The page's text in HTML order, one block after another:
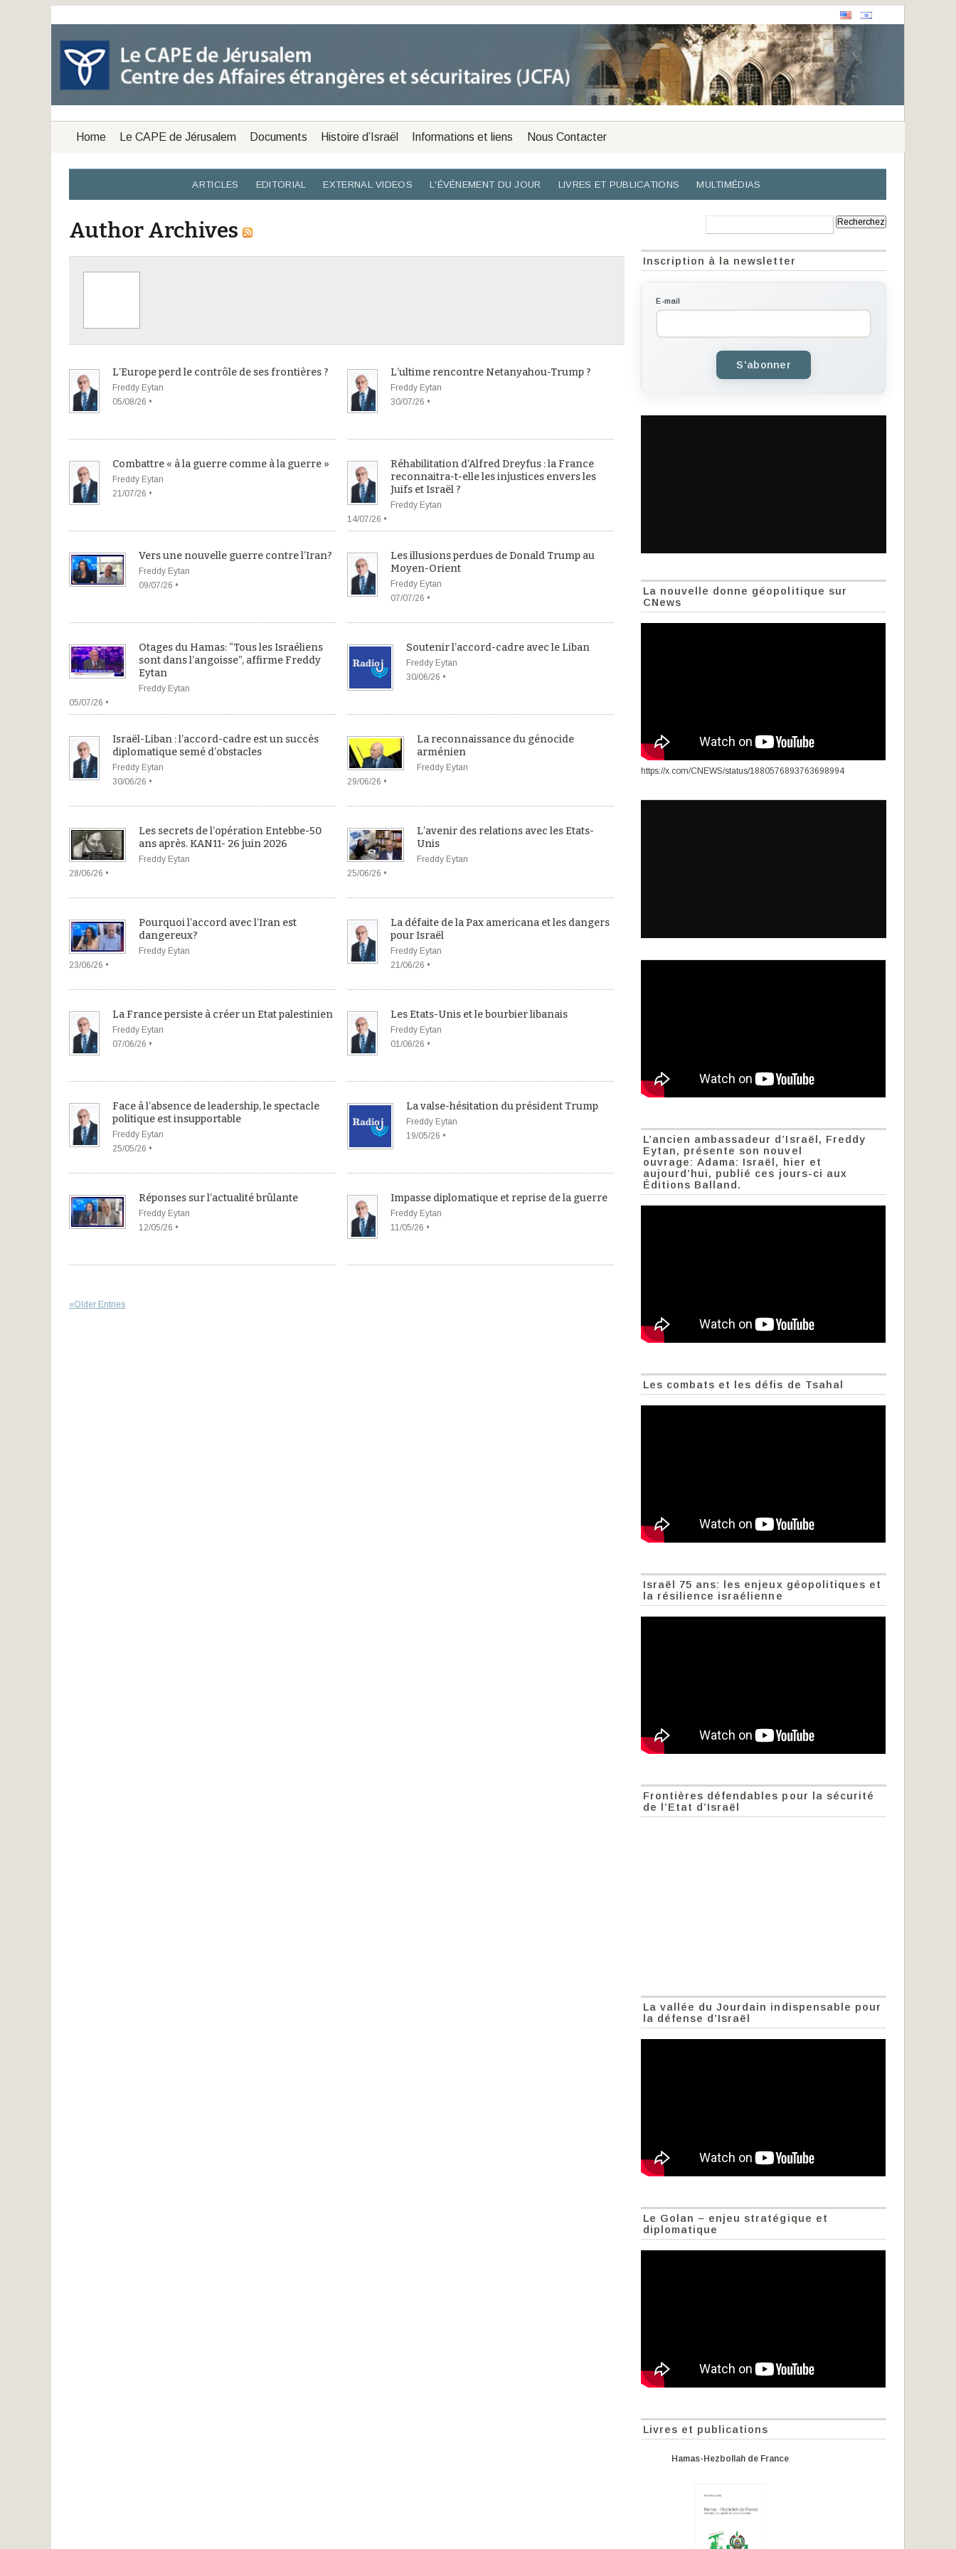
Home Le CAPE de Jérusalem Documents Histoire d’Israël Informations et liens Nous Contacter
ARTICLES EDITORIAL EXTERNAL VIDEOS L'ÉVÉNEMENT DU JOUR LIVRES ET PUBLICATIONS MULTIMÉDIAS
Author Archives
L’Europe perd le contrôle de ses frontières ?
Freddy Eytan
05/08/26 •
L’ultime rencontre Netanyahou-Trump ?
Freddy Eytan
30/07/26 •
Combattre « à la guerre comme à la guerre »
Freddy Eytan
21/07/26 •
Réhabilitation d’Alfred Dreyfus : la France
reconnaitra-t-elle les injustices envers les
Juifs et Israël ?
Freddy Eytan
14/07/26 •
Vers une nouvelle guerre contre l’Iran?
Freddy Eytan
09/07/26 •
Les illusions perdues de Donald Trump au
Moyen-Orient
Freddy Eytan
07/07/26 •
Otages du Hamas: “Tous les Israéliens
sont dans l’angoisse”, affirme Freddy
Eytan
Freddy Eytan
05/07/26 •
Soutenir l’accord-cadre avec le Liban
Freddy Eytan
30/06/26 •
Israël-Liban : l’accord-cadre est un succès
diplomatique semé d’obstacles
Freddy Eytan
30/06/26 •
La reconnaissance du génocide
arménien
Freddy Eytan
29/06/26 •
Les secrets de l’opération Entebbe-50
ans après. KAN11- 26 juin 2026
Freddy Eytan
28/06/26 •
L’avenir des relations avec les Etats-
Unis
Freddy Eytan
25/06/26 •
Pourquoi l’accord avec l’Iran est
dangereux?
Freddy Eytan
23/06/26 •
La défaite de la Pax americana et les dangers
pour Israël
Freddy Eytan
21/06/26 •
La France persiste à créer un Etat palestinien
Freddy Eytan
07/06/26 •
Les Etats-Unis et le bourbier libanais
Freddy Eytan
01/06/26 •
Face à l’absence de leadership, le spectacle
politique est insupportable
Freddy Eytan
25/05/26 •
La valse-hésitation du président Trump
Freddy Eytan
19/05/26 •
Réponses sur l’actualité brûlante
Freddy Eytan
12/05/26 •
Impasse diplomatique et reprise de la guerre
Freddy Eytan
11/05/26 •
«Older Entries
Inscription à la newsletter
E-mail
S'abonner
La nouvelle donne géopolitique sur
CNews
https://x.com/CNEWS/status/1880576893763698994
L’ancien ambassadeur d’Israël, Freddy
Eytan, présente son nouvel
ouvrage: Adama: Israël, hier et
aujourd’hui, publié ces jours-ci aux
Éditions Balland.
Les combats et les défis de Tsahal
Israël 75 ans: les enjeux géopolitiques et
la résilience israélienne
Frontières défendables pour la sécurité
de l’Etat d’Israël
La vallée du Jourdain indispensable pour
la défense d’Israël
Le Golan – enjeu stratégique et
diplomatique
Livres et publications
Hamas-Hezbollah de France